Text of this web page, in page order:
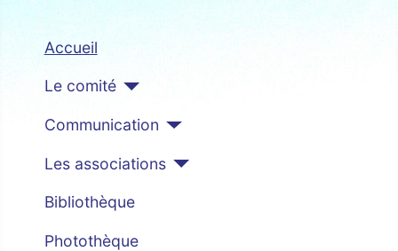
Accueil
Le comité
Communication
Les associations
Bibliothèque
Photothèque